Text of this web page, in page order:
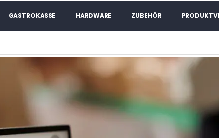
GASTROKASSE HARDWARE ZUBEHÖR